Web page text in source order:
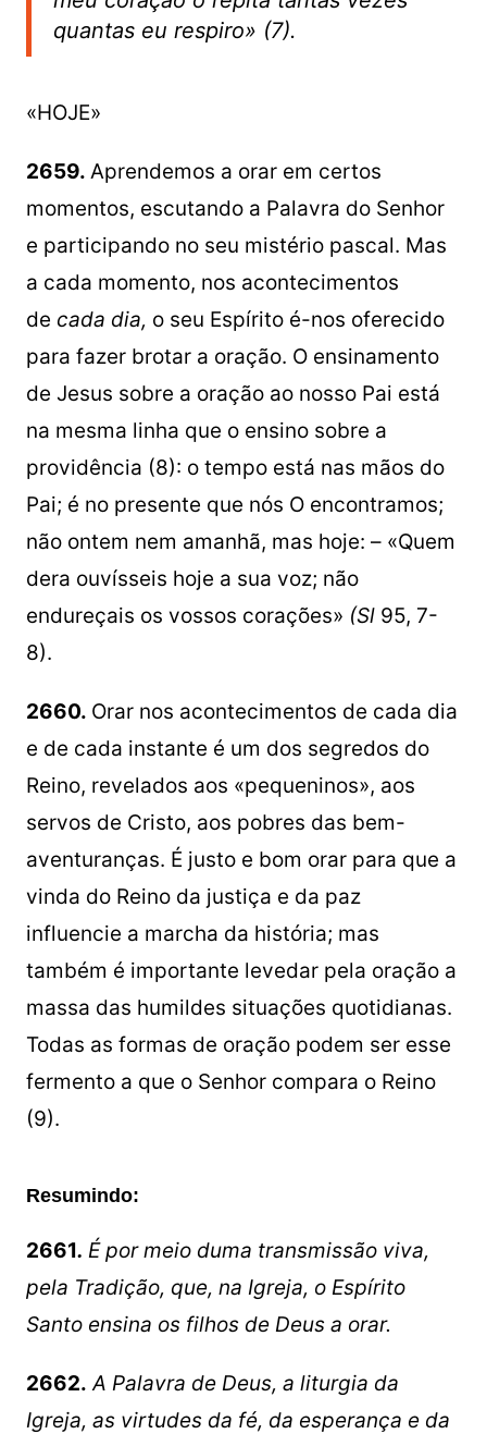
quantas eu respiro» (7).
«HOJE»
2659. Aprendemos a orar em certos
momentos, escutando a Palavra do Senhor
e participando no seu mistério pascal. Mas
a cada momento, nos acontecimentos
de cada dia, o seu Espírito é-nos oferecido
para fazer brotar a oração. O ensinamento
de Jesus sobre a oração ao nosso Pai está
na mesma linha que o ensino sobre a
providência (8): o tempo está nas mãos do
Pai; é no presente que nós O encontramos;
não ontem nem amanhã, mas hoje: – «Quem
dera ouvísseis hoje a sua voz; não
endureçais os vossos corações» (Sl 95, 7-
8).
2660. Orar nos acontecimentos de cada dia
e de cada instante é um dos segredos do
Reino, revelados aos «pequeninos», aos
servos de Cristo, aos pobres das bem-
aventuranças. É justo e bom orar para que a
vinda do Reino da justiça e da paz
influencie a marcha da história; mas
também é importante levedar pela oração a
massa das humildes situações quotidianas.
Todas as formas de oração podem ser esse
fermento a que o Senhor compara o Reino
(9).
Resumindo:
2661. É por meio duma transmissão viva,
pela Tradição, que, na Igreja, o Espírito
Santo ensina os filhos de Deus a orar.
2662. A Palavra de Deus, a liturgia da
Igreja, as virtudes da fé, da esperança e da